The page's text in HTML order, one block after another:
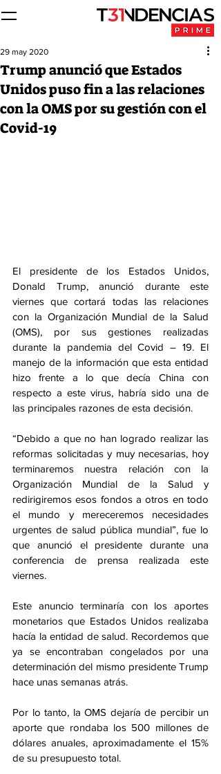
Trump anunció que Estados
Unidos puso fin a las relaciones
con la OMS por su gestión con el
Covid-19
29 may 2020
El presidente de los Estados Unidos,
Donald Trump, anunció durante este
viernes que cortará todas las relaciones
con la Organización Mundial de la Salud
(OMS), por sus gestiones realizadas
durante la pandemia del Covid – 19. El
manejo de la información que esta entidad
hizo frente a lo que decía China con
respecto a este virus, habría sido una de
las principales razones de esta decisión.
“Debido a que no han logrado realizar las
reformas solicitadas y muy necesarias, hoy
terminaremos nuestra relación con la
Organización Mundial de la Salud y
redirigiremos esos fondos a otros en todo
el mundo y mereceremos necesidades
urgentes de salud pública mundial”, fue lo
que anunció el presidente durante una
conferencia de prensa realizada este
viernes.
Este anuncio terminaría con los aportes
monetarios que Estados Unidos realizaba
hacía la entidad de salud. Recordemos que
ya se encontraban congelados por una
determinación del mismo presidente Trump
hace unas semanas atrás.
Por lo tanto, la OMS dejaría de percibir un
aporte que rondaba los 500 millones de
dólares anuales, aproximadamente el 15%
de su presupuesto total.